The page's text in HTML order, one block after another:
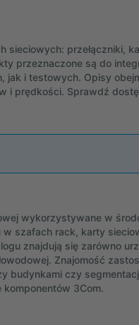
przełączniki,
przeznaczone są do
jak i testowych. Opisy
i prędkości. Sprawdź
wykorzystywane w
szafach rack, karty
znajdują się zarówno
Znajomość
budynkami czy
3Com.